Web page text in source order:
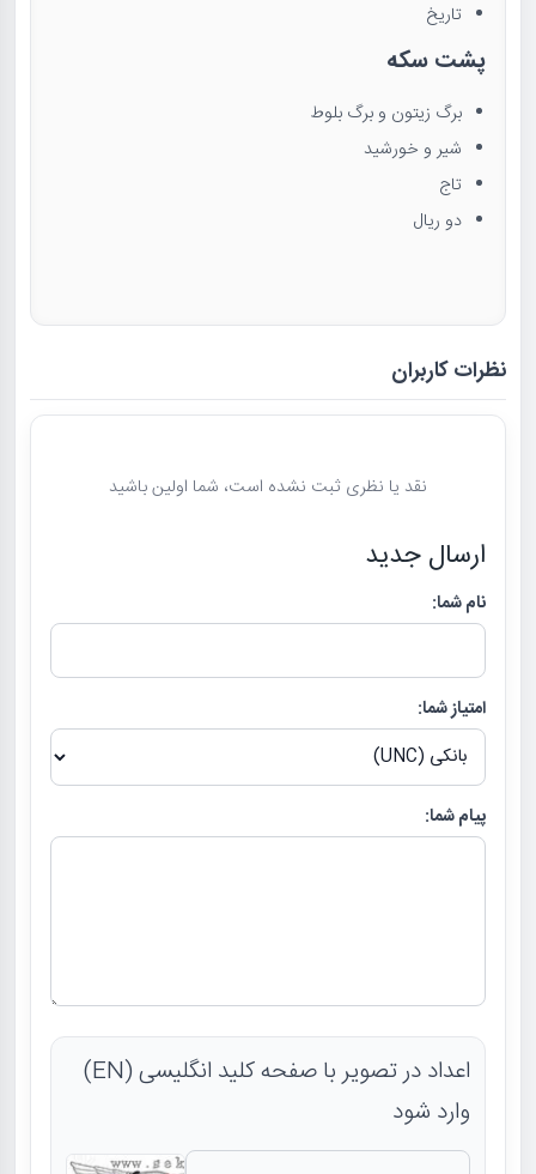
تاریخ
پشت سکه
برگ زیتون و برگ بلوط
شیر و خورشید
تاج
دو ریال
نظرات کاربران
نقد یا نظری ثبت نشده است، شما اولین باشید
ارسال جدید
نام شما:
امتیاز شما:
پیام شما:
اعداد در تصویر با صفحه کلید انگلیسی (EN)
وارد شود